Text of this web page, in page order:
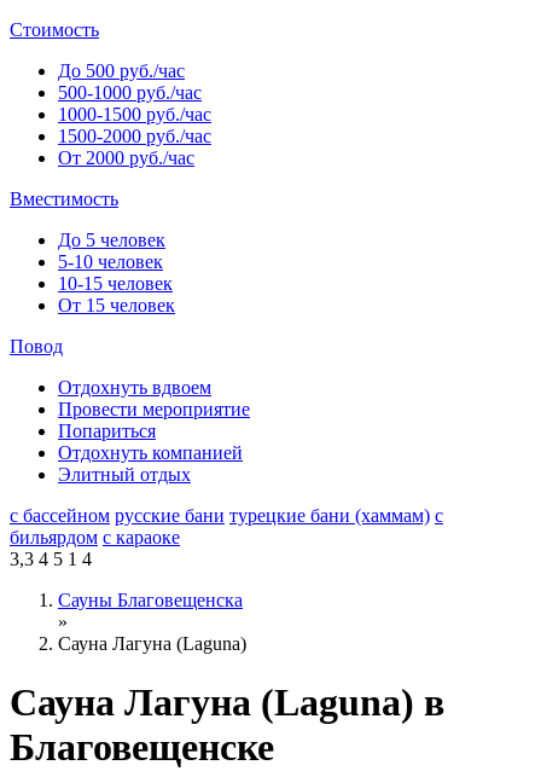
Стоимость
До 500 руб./час
500-1000 руб./час
1000-1500 руб./час
1500-2000 руб./час
От 2000 руб./час
Вместимость
До 5 человек
5-10 человек
10-15 человек
От 15 человек
Повод
Отдохнуть вдвоем
Провести мероприятие
Попариться
Отдохнуть компанией
Элитный отдых
с бассейном русские бани турецкие бани (хаммам) с
бильярдом с караоке
3,3 4 5 1 4
Сауны Благовещенска
»
Сауна Лагуна (Laguna)
Сауна Лагуна (Laguna) в
Благовещенске